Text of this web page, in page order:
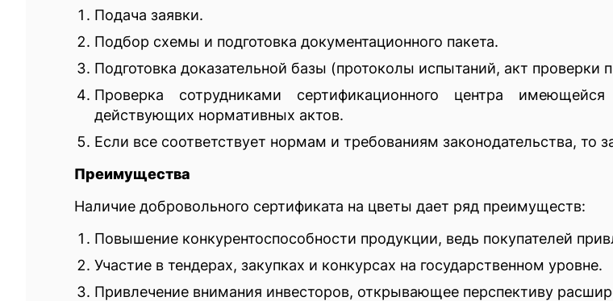
Подача заявки.
Подбор схемы и подготовка документационного пакета.
Подготовка доказательной базы (протоколы испытаний, акт проверки
Проверка сотрудниками сертификационного центра
действующих нормативных актов.
Если все соответствует нормам и требованиям законодательства, то
Преимущества
Наличие добровольного сертификата на цветы дает ряд преимуществ:
Повышение конкурентоспособности продукции, ведь покупателей
Участие в тендерах, закупках и конкурсах на государственном уровне.
Привлечение внимания инвесторов, открывающее перспективу